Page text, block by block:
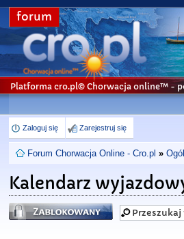
forum
Platforma cro.pl© Chorwacja online™ -
Zaloguj się Zarejestruj się
Forum Chorwacja Online - Cro.pl »
Kalendarz
Zablokowany